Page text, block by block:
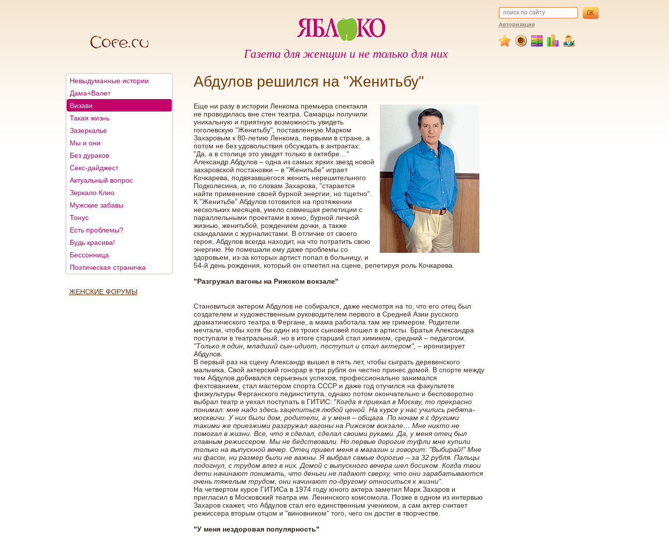
Авторизация
Газета для женщин и не только для них
Невыдуманные истории
Дама+Валет
Визави
Такая жизнь
Зазеркалье
Мы и они
Без дураков
Секс-дайджест
Актуальный вопрос
Зеркало Клио
Мужские забавы
Тонус
Есть проблемы?
Будь красива!
Бессонница
Поэтическая страничка
ЖЕНСКИЕ ФОРУМЫ
Абдулов решился на "Женитьбу"
Еще ни разу в истории Ленкома премьера спектакля
не проводилась вне стен театра. Самарцы получили
уникальную и приятную возможность увидеть
гоголевскую "Женитьбу", поставленную Марком
Захаровым к 80-летию Ленкома, первыми в стране, а
потом не без удовольствия обсуждать в антрактах:
"Да, а в столице это увидят только в октябре…"
Александр Абдулов – одна из самых ярких звезд новой
захаровской постановки – в "Женитьбе" играет
Кочкарева, подвязавшегося женить нерешительного
Подколесина, и, по словам Захарова, "старается
найти применение своей бурной энергии, но тщетно".
К "Женитьбе" Абдулов готовился на протяжении
нескольких месяцев, умело совмещая репетиции с
параллельными проектами в кино, бурной личной
жизнью, женитьбой, рождением дочки, а также
скандалами с журналистами. В отличие от своего
героя, Абдулов всегда находит, на что потратить свою
энергию. Не помешали ему даже проблемы со
здоровьем, из-за которых артист попал в больницу, и
54-й день рождения, который он отметил на сцене, репетируя роль Кочкарева.
"Разгружал вагоны на Рижском вокзале"
Становиться актером Абдулов не собирался, даже несмотря на то, что его отец был
создателем и художественным руководителем первого в Средней Азии русского
драматического театра в Фергане, а мама работала там же гримером. Родители
мечтали, чтобы хотя бы один из троих сыновей пошел в артисты. Братья Александра
поступали в театральный, но в итоге старший стал химиком, средний – педагогом.
"Только я один, младший сын-идиот, поступил и стал актером", – иронизирует
Абдулов.
В первый раз на сцену Александр вышел в пять лет, чтобы сыграть деревенского
мальчика. Свой актерский гонорар в три рубля он честно принес домой. В спорте между
тем Абдулов добивался серьезных успехов, профессионально занимался
фехтованием, стал мастером спорта СССР и даже год отучился на факультете
физкультуры Ферганского пединститута, однако потом окончательно и бесповоротно
выбрал театр и уехал поступать в ГИТИС: "Когда я приехал в Москву, то прекрасно
понимал: мне надо здесь зацепиться любой ценой. На курсе у нас учились ребята-
москвичи. У них были дом, родители, а у меня – общага. По ночам я с другими
такими же приезжими разгружал вагоны на Рижском вокзале… Мне никто не
помогал в жизни. Все, что я сделал, сделал своими руками. Да, у меня отец был
главным режиссером. Мы не бедствовали. Но первые дорогие туфли мне купили
только на выпускной вечер. Отец привел меня в магазин и говорит: "Выбирай!" Мне
ни фасон, ни размер были не важны. Я выбрал самые дорогие – за 32 рубля. Пальцы
подогнул, с трудом влез в них. Домой с выпускного вечера шел босиком. Когда твои
дети начинают понимать, что деньги не падают сверху, что они зарабатываются
очень тяжелым трудом, они начинают по-другому относиться к жизни".
На четвертом курсе ГИТИСа в 1974 году юного актера заметил Марк Захаров и
пригласил в Московский театра им. Ленинского комсомола. Позже в одном из интервью
Захаров скажет, что Абдулов стал его единственным учеником, а сам актер считает
режиссера вторым отцом и "виновником" того, чего он достиг в творчестве.
"У меня нездоровая популярность"